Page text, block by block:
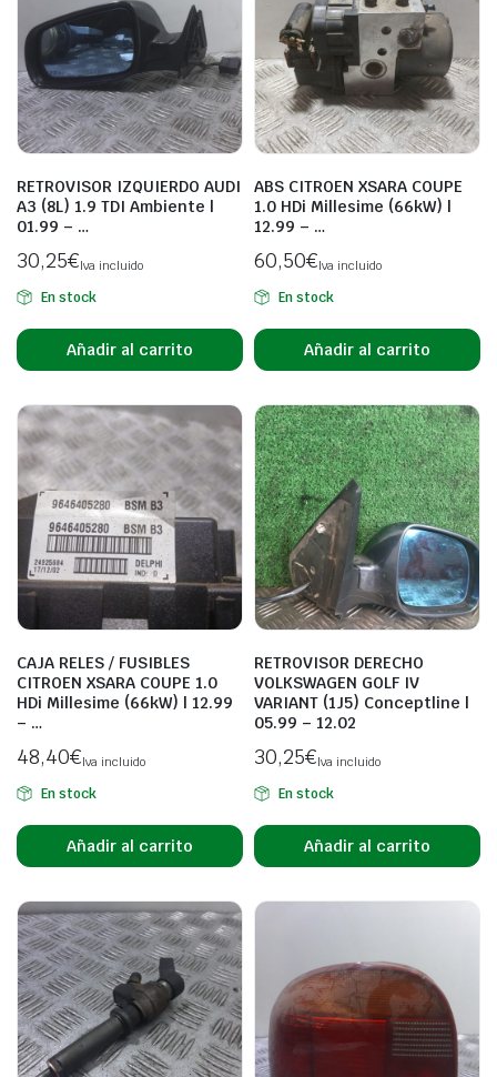
RETROVISOR IZQUIERDO AUDI
A3 (8L) 1.9 TDI Ambiente |
01.99 – …
30,25€Iva incluido
En stock
Añadir al carrito
ABS CITROEN XSARA COUPE
1.0 HDi Millesime (66kW) |
12.99 – …
60,50€Iva incluido
En stock
Añadir al carrito
CAJA RELES / FUSIBLES
CITROEN XSARA COUPE 1.0
HDi Millesime (66kW) | 12.99
– …
48,40€Iva incluido
En stock
Añadir al carrito
RETROVISOR DERECHO
VOLKSWAGEN GOLF IV
VARIANT (1J5) Conceptline |
05.99 – 12.02
30,25€Iva incluido
En stock
Añadir al carrito